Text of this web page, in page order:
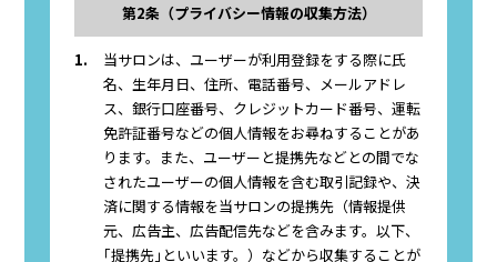
第2条（プライバシー情報の収集方法）
1.
当サロンは、ユーザーが利用登録をする際に氏
名、生年月日、住所、電話番号、メールアドレ
ス、銀行口座番号、クレジットカード番号、運転
免許証番号などの個人情報をお尋ねすることがあ
ります。また、ユーザーと提携先などとの間でな
されたユーザーの個人情報を含む取引記録や、決
済に関する情報を当サロンの提携先（情報提供
元、広告主、広告配信先などを含みます。以下、
｢提携先｣といいます。）などから収集することが